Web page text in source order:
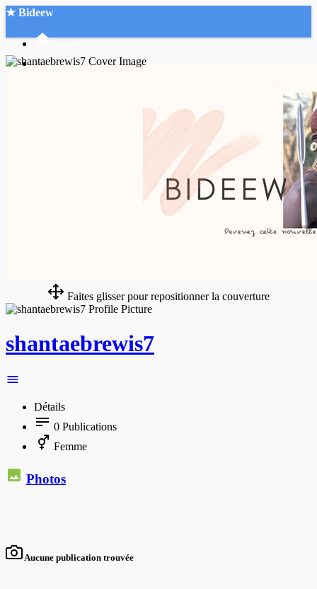
★ Bideew
Faites glisser pour repositionner la couverture
shantaebrewis7
Détails
0 Publications
Femme
Photos
Aucune publication trouvée